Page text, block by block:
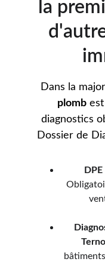
la
Dans la
plomb est
diagnostics
Dossier de
DPE